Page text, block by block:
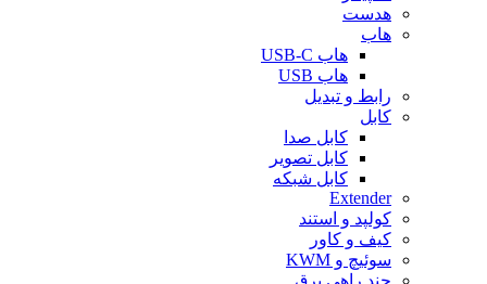
هدست
هاب
هاب USB-C
هاب USB
رابط و تبدیل
کابل
کابل صدا
کابل تصویر
کابل شبکه
Extender
کولپد و استند
کیف و کاور
سوئیچ و KWM